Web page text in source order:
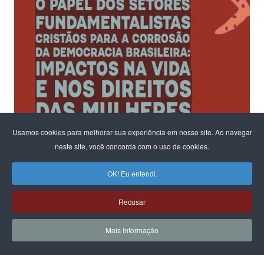
Usamos cookies para melhorar sua experiência em nosso site. Ao navegar
neste site, você concorda com o uso de cookies.
OK! Eu entendi.
Recusar
Mais Informação
Estado Laico